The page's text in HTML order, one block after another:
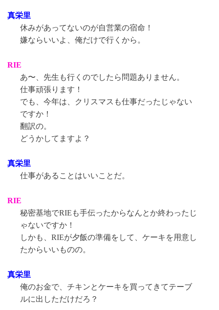
真栄里
休みがあってないのが自営業の宿命！
嫌ならいいよ、俺だけで行くから。
RIE
あ〜、先生も行くのでしたら問題ありません。
仕事頑張ります！
でも、今年は、クリスマスも仕事だったじゃない
ですか！
翻訳の。
どうかしてますよ？
真栄里
仕事があることはいいことだ。
RIE
秘密基地でRIEも手伝ったからなんとか終わったじ
ゃないですか！
しかも、RIEが夕飯の準備をして、ケーキを用意し
たからいいものの。
真栄里
俺のお金で、チキンとケーキを買ってきてテーブ
ルに出しただけだろ？